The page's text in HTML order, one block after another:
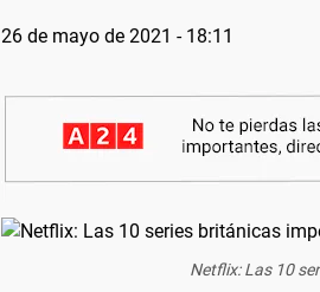
26 de mayo de 2021 - 18:11
Netflix: Las 10